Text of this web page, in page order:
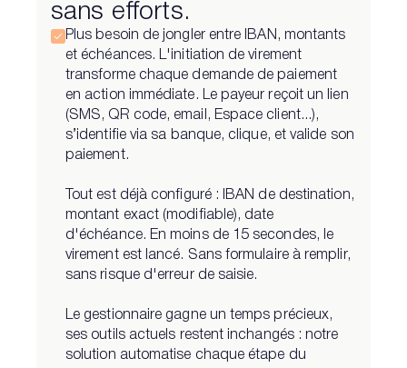
sans efforts.
Plus besoin de jongler entre IBAN, montants
et échéances. L'initiation de virement
transforme chaque demande de paiement
en action immédiate. Le payeur reçoit un lien
(SMS, QR code, email, Espace client...),
s’identifie via sa banque, clique, et valide son
paiement.
Tout est déjà configuré : IBAN de destination,
montant exact (modifiable), date
d'échéance. En moins de 15 secondes, le
virement est lancé. Sans formulaire à remplir,
sans risque d'erreur de saisie.
Le gestionnaire gagne un temps précieux,
ses outils actuels restent inchangés : notre
solution automatise chaque étape du